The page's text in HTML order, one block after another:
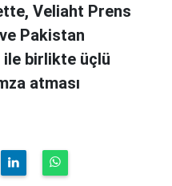
Veliaht Prens
Pakistan
ile birlikte üçlü
atması